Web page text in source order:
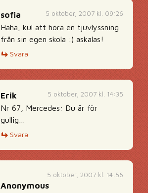
5 oktober, 2007 kl. 09:26
sofia
Haha, kul att höra en tjuvlyssning
från sin egen skola :) askalas!
Svara
5 oktober, 2007 kl. 14:35
Erik
Nr 67, Mercedes: Du är för
gullig…
Svara
5 oktober, 2007 kl. 14:56
Anonymous